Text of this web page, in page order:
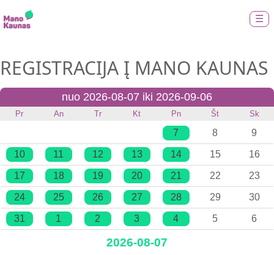
☰
REGISTRACIJA Į MANO KAUNAS
nuo 2026-08-07 iki 2026-09-06
Pr An Tr Kt Pn Št Sk
7 8 9
10 11 12 13 14 15 16
17 18 19 20 21 22 23
24 25 26 27 28 29 30
31 1 2 3 4 5 6
2026-08-07